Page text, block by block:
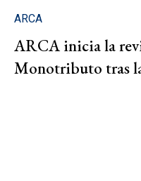
ARCA
ARCA inicia la
Monotributo tras